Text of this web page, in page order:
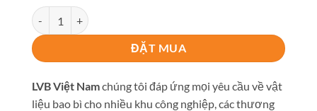
là:
666₫.là:
650₫.
Túi Zip Giấy Kraft Đáy Đứng số lượng
ĐẶT MUA
LVB Việt Namchúng tôi đáp ứng mọi yêu cầu về vật
liệu bao bì cho nhiều khu công nghiệp, các thương